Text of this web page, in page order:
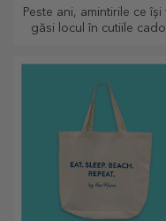
Peste ani, amintirile ce își
găsi locul în cutiile